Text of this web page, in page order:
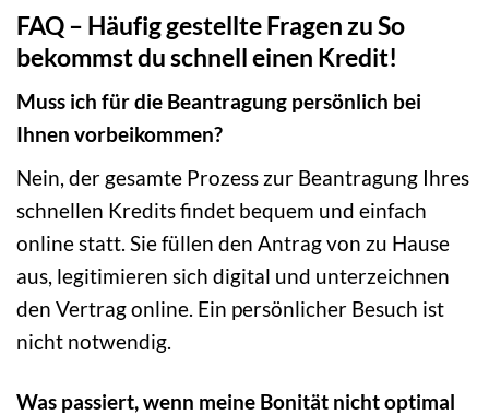
FAQ – Häufig gestellte Fragen zu So
bekommst du schnell einen Kredit!
Muss ich für die Beantragung persönlich bei
Ihnen vorbeikommen?
Nein, der gesamte Prozess zur Beantragung Ihres
schnellen Kredits findet bequem und einfach
online statt. Sie füllen den Antrag von zu Hause
aus, legitimieren sich digital und unterzeichnen
den Vertrag online. Ein persönlicher Besuch ist
nicht notwendig.
Was passiert, wenn meine Bonität nicht optimal